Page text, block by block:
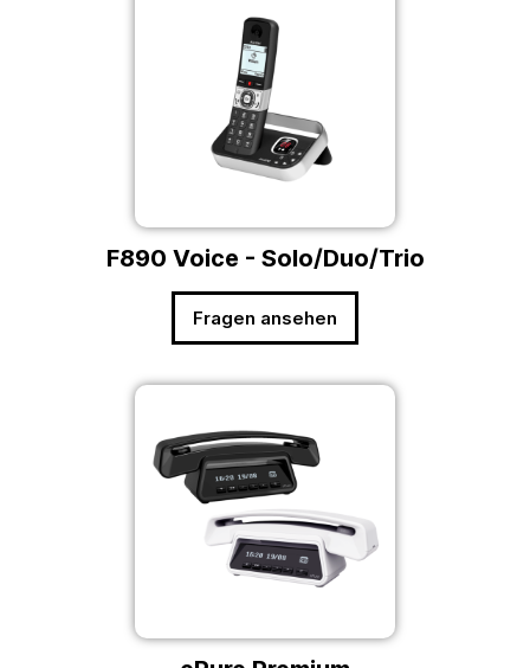
F890 Voice - Solo/Duo/Trio
Fragen ansehen